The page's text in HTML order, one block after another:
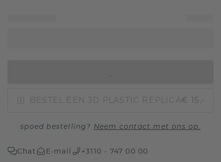
BESTEL EEN 3D PLASTIC REPLICA€ 15,-
spoed bestelling? Neem contact met ons op.
Chat E-mail +3110 - 747 00 00